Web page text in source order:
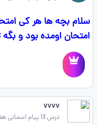
سلام بچه ها هر کی
امتحان اومده بود و
vvvv
درس 13 پیام آسمانی هفتم